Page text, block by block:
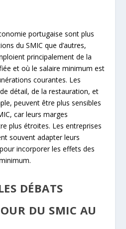
portugaise sont plus
du SMIC que d’autres,
principalement de la
et où le salaire minimum est
courantes. Les
détail, de la restauration, et
peuvent être plus sensibles
car leurs marges
plus étroites. Les entreprises
souvent adapter leurs
incorporer les effets des
DÉBATS
DU SMIC AU